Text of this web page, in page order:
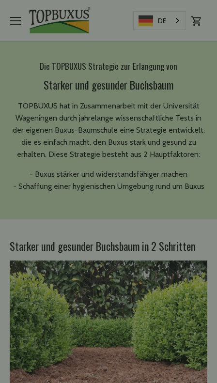
zum
Inhalt
DE
Die TOPBUXUS Strategie zur Erlangung von
Starker und gesunder Buchsbaum
TOPBUXUS hat in Zusammenarbeit mit der Universität
Wageningen durch jahrelange wissenschaftliche Tests in
der eigenen Buxus-Baumschule eine Strategie entwickelt,
die es einfach macht, den Buxus stark und gesund zu
erhalten. Diese Strategie besteht aus 2 Hauptfaktoren:
- Buxus stärker und widerstandsfähiger machen
- Schaffung einer hygienischen Umgebung rund um Buxus
Starker und gesunder Buchsbaum in 2 Schritten